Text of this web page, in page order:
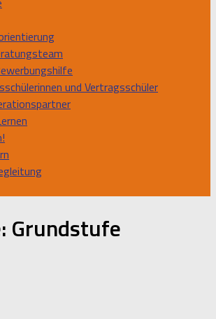
und Vertragsschüler
Grundstufe